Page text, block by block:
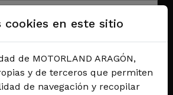
cookies en este sitio
de MOTORLAND ARAGÓN,
y de terceros que permiten
de navegación y recopilar